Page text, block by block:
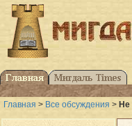
Главная > Все обсуждения > Не